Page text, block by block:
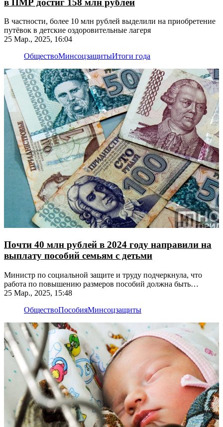
В частности, более 10 млн рублей выделили на приобретение
путёвок в детские оздоровительные лагеря
25 Мар., 2025, 16:04
ОбществоМинсоцзащитыИтоги года
Почти 40 млн рублей в 2024 году направили на
выплату пособий семьям с детьми
Министр по социальной защите и труду подчеркнула, что
работа по повышению размеров пособий должна быть
продолжена
25 Мар., 2025, 15:48
ОбществоПособияМинсоцзащиты